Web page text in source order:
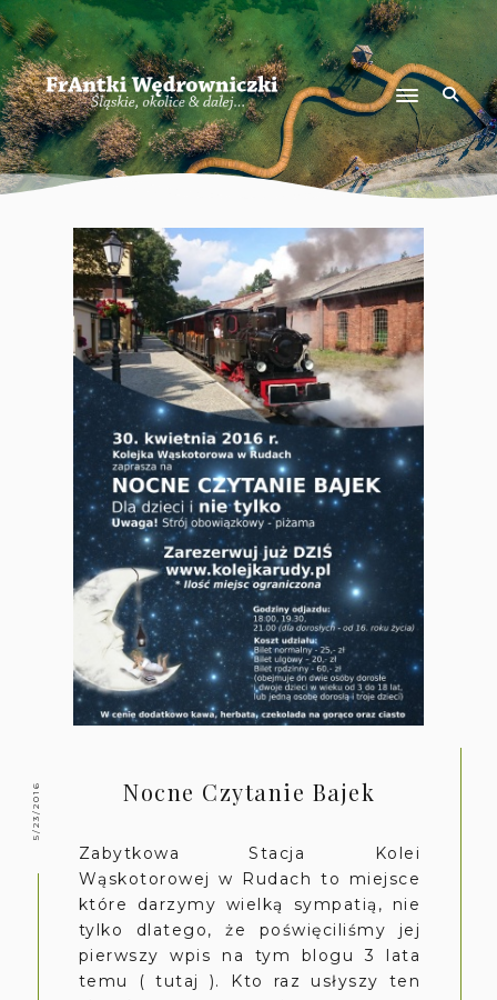
5/23/2016 Nocne Czytanie Bajek
Zabytkowa Stacja Kolei
Wąskotorowej w Rudach to miejsce
które darzymy wielką sympatią, nie
tylko dlatego, że poświęciliśmy jej
pierwszy wpis na tym blogu 3 lata
temu ( tutaj ). Kto raz usłyszy ten